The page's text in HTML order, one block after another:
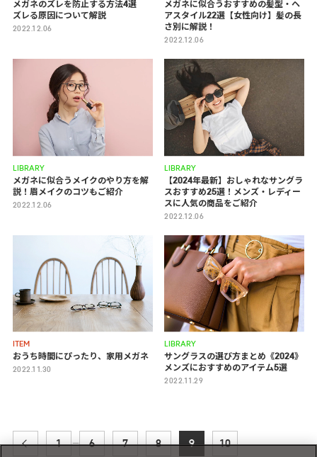
メガネのズレを防止する方法4選
ズレる原因について解説
2022.12.06
メガネに似合うおすすめの髪型・ヘ
アスタイル22選【女性向け】髪の長
さ別に解説！
2022.12.06
LIBRARY
メガネに似合うメイクのやり方を解
説！眉メイクのコツもご紹介
2022.12.06
LIBRARY
【2024年最新】おしゃれなサングラ
スおすすめ25選！メンズ・レディー
スに人気の商品をご紹介
2022.12.06
ITEM
おうち時間にぴったり、家用メガネ
2022.11.30
LIBRARY
サングラスの選び方まとめ《2024》
メンズにおすすめのアイテム5選
2022.11.29
1 ― 6 7 8 9 10